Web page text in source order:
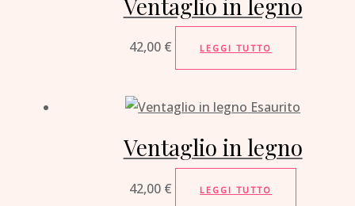
Ventaglio in legno
42,00 € LEGGI TUTTO
Esaurito
Ventaglio in legno
42,00 € LEGGI TUTTO